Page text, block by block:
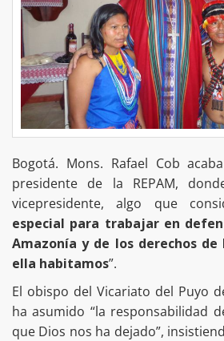
Bogotá. Mons. Rafael Cob
presidente de la REPAM,
vicepresidente, algo que
especial para trabajar en
Amazonía y de los derechos de
ella habitamos”.
El obispo del Vicariato del Puyo
ha asumido “la responsabilidad
que Dios nos ha dejado”,